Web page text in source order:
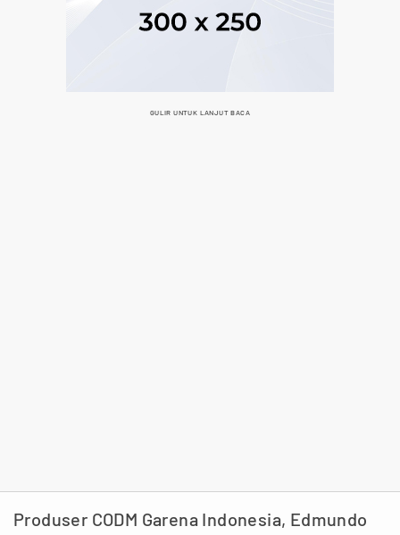
GULIR UNTUK LANJUT BACA
Produser CODM Garena Indonesia, Edmundo